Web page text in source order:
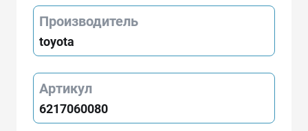
Производитель
toyota
Артикул
6217060080